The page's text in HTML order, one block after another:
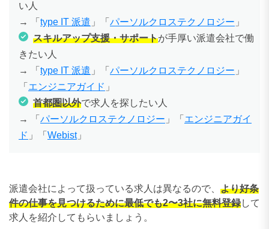
い人
→ 「 type IT 派遣 」「 パーソルクロステクノロジー 」
スキルアップ支援・サポートが手厚い派遣会社で働
きたい人
→ 「 type IT 派遣 」「 パーソルクロステクノロジー 」
「 エンジニアガイド 」
首都圏以外で求人を探したい人
→ 「 パーソルクロステクノロジー 」「 エンジニアガイ
ド 」「 Webist」
派遣会社によって扱っている求人は異なるので、 より好条
件の仕事を見つけるために最低でも2〜3社に無料登録して
求人を紹介してもらいましょう。